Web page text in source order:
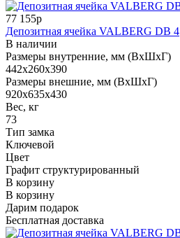
77 155р
Депозитная ячейка VALBERG DB 4
В наличии
Размеры внутренние, мм (ВхШхГ)
442x260x390
Размеры внешние, мм (ВхШхГ)
920x635x430
Вес, кг
73
Тип замка
Ключевой
Цвет
Графит структурированный
В корзину
В корзину
Дарим подарок
Бесплатная доставка